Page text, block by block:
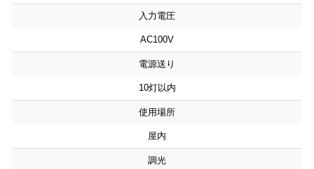
入力電圧
AC100V
電源送り
10灯以内
使用場所
屋内
調光